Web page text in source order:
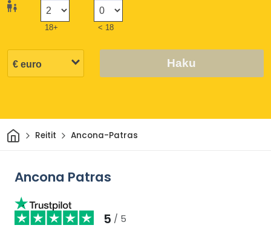
18+ < 18
Haku
KotiinReitit Ancona-Patras
Ancona Patras
5 / 5